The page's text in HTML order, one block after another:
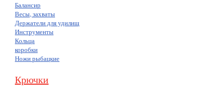
Балансир
Весы, захваты
Держатели для удилищ
Инструменты
Кольца
коробки
Ножи рыбацкие
Крючки